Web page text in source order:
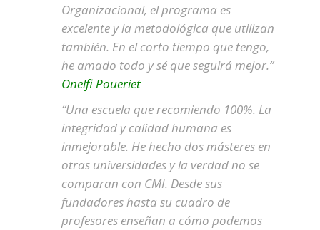
Organizacional, el programa es
excelente y la metodológica que utilizan
también. En el corto tiempo que tengo,
he amado todo y sé que seguirá mejor.”
Onelfi Poueriet
“Una escuela que recomiendo 100%. La
integridad y calidad humana es
inmejorable. He hecho dos másteres en
otras universidades y la verdad no se
comparan con CMI. Desde sus
fundadores hasta su cuadro de
profesores enseñan a cómo podemos